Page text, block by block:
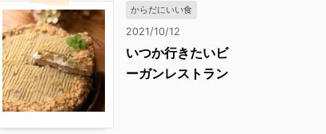
からだにいい食
2021/10/12
いつか行きたいビ
ーガンレストラン